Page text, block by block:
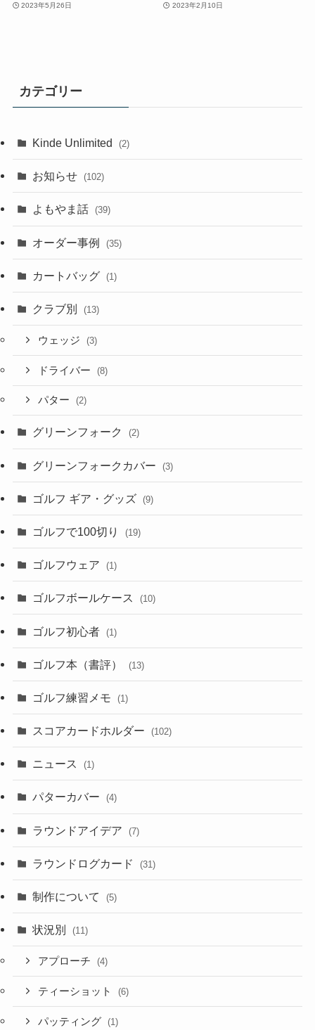
2023年5月26日 2023年2月10日
カテゴリー
Kinde Unlimited (2)
お知らせ (102)
よもやま話 (39)
オーダー事例 (35)
カートバッグ (1)
クラブ別 (13)
ウェッジ (3)
ドライバー (8)
パター (2)
グリーンフォーク (2)
グリーンフォークカバー (3)
ゴルフ ギア・グッズ (9)
ゴルフで100切り (19)
ゴルフウェア (1)
ゴルフボールケース (10)
ゴルフ初心者 (1)
ゴルフ本（書評） (13)
ゴルフ練習メモ (1)
スコアカードホルダー (102)
ニュース (1)
パターカバー (4)
ラウンドアイデア (7)
ラウンドログカード (31)
制作について (5)
状況別 (11)
アプローチ (4)
ティーショット (6)
パッティング (1)